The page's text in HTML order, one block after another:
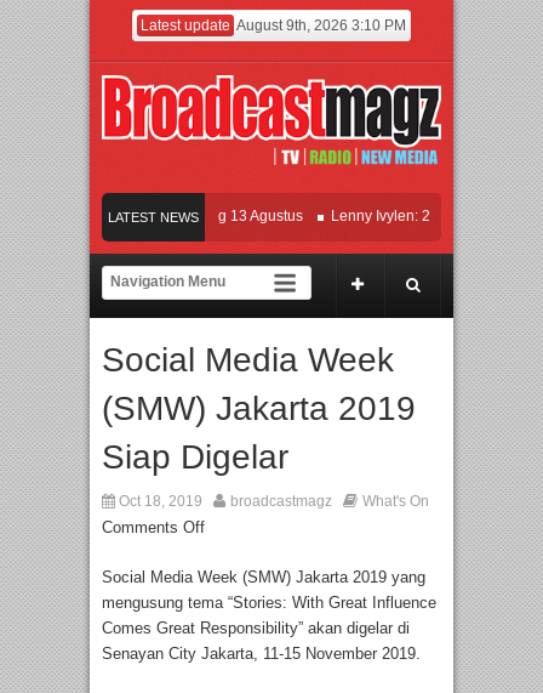
Latest update August 9th, 2026 3:10 PM
LATEST NEWS
MEJIK Siap Tayang 13 Agustus Lenny Ivylen: 26 Tahun Jaga
Universitas Agung Podomoro Jalin Kerja Sama Pendidikan dan Riset untuk
Social Media Week
(SMW) Jakarta 2019
Siap Digelar
Oct 18, 2019 broadcastmagz What's On
Comments Off
Social Media Week (SMW) Jakarta 2019 yang
mengusung tema “Stories: With Great Influence
Comes Great Responsibility” akan digelar di
Senayan City Jakarta, 11-15 November 2019.